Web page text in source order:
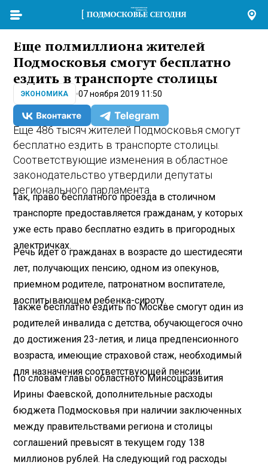
Еще полмиллиона жителей
Подмосковья смогут бесплатно
ездить в транспорте столицы
ЭКОНОМИКА 07 ноября 2019 11:50
Еще 486 тысяч жителей Подмосковья смогут
бесплатно ездить в транспорте столицы.
Соответствующие изменения в областное
законодательство утвердили депутаты
регионального парламента.
Так, право бесплатного проезда в столичном
транспорте предоставляется гражданам, у которых
уже есть право бесплатно ездить в пригородных
электричках.
Речь идет о гражданах в возрасте до шестидесяти
лет, получающих пенсию, одном из опекунов,
приемном родителе, патронатном воспитателе,
воспитывающем ребенка-сироту.
Также бесплатно ездить по Москве смогут один из
родителей инвалида с детства, обучающегося очно
до достижения 23-летия, и лица предпенсионного
возраста, имеющие страховой стаж, необходимый
для назначения соответствующей пенсии.
По словам главы областного Минсоцразвития
Ирины Фаевской, дополнительные расходы
бюджета Подмосковья при наличии заключенных
между правительствами региона и столицы
соглашений превысят в текущем году 138
миллионов рублей. На следующий год расходы